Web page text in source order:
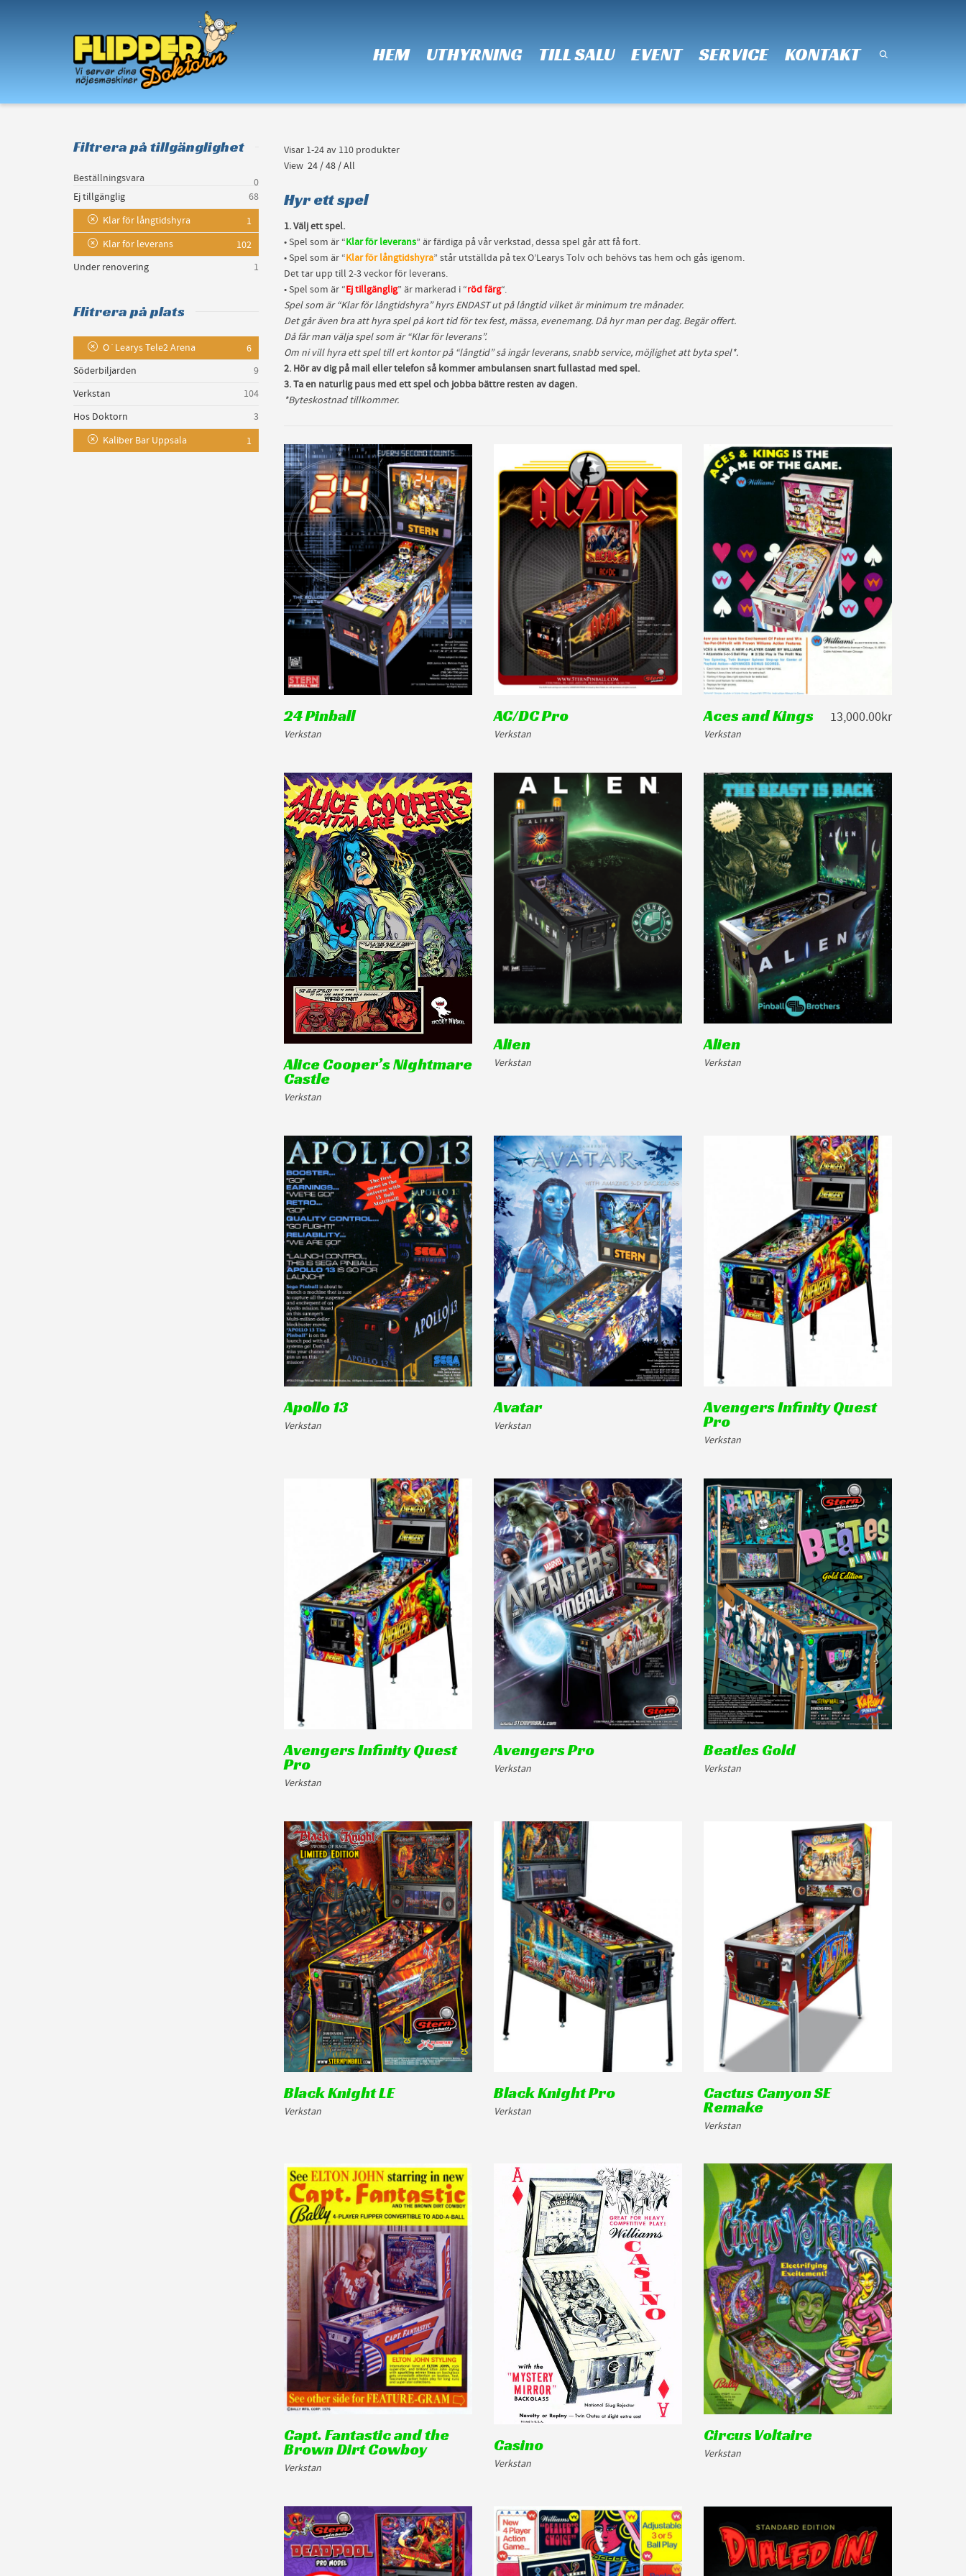
I'm looking forproductin a size
HEM UTHYRNING TILL SALU EVENT SERVICE KONTAKT
Visar 1-24 av 110 produkter
View 24/48/All
Hyr ett spel
1. Välj ett spel.
• Spel som är “Klar för leverans” är färdiga på vår verkstad, dessa spel går att få fort.
• Spel som är “Klar för långtidshyra” står utställda på tex O’Learys Tolv och behövs tas hem och gås igenom.
Det tar upp till 2-3 veckor för leverans.
• Spel som är “Ej tillgänglig” är markerad i “röd färg“.
Spel som är “Klar för långtidshyra” hyrs ENDAST ut på långtid vilket är minimum tre månader.
Det går även bra att hyra spel på kort tid för tex fest, mässa, evenemang. Då hyr man per dag. Begär offert.
Då får man välja spel som är “Klar för leverans”.
Om ni vill hyra ett spel till ert kontor på “långtid” så ingår leverans, snabb service, möjlighet att byta spel*.
2. Hör av dig på mail eller telefon så kommer ambulansen snart fullastad med spel.
3. Ta en naturlig paus med ett spel och jobba bättre resten av dagen.
*Byteskostnad tillkommer.
24 Pinball
Verkstan
AC/DC Pro
Verkstan
Aces and Kings
Verkstan
13,000.00kr
Alice Cooper’s Nightmare
Castle
Verkstan
Alien
Verkstan
Alien
Verkstan
Apollo 13
Verkstan
Avatar
Verkstan
Avengers Infinity Quest
Pro
Verkstan
Avengers Infinity Quest
Pro
Verkstan
Avengers Pro
Verkstan
Beatles Gold
Verkstan
Black Knight LE
Verkstan
Black Knight Pro
Verkstan
Cactus Canyon SE
Remake
Verkstan
Capt. Fantastic and the
Brown Dirt Cowboy
Verkstan
Casino
Verkstan
Circus Voltaire
Verkstan
Filtrera på tillgänglighet
Beställningsvara
0
Ej tillgänglig
68
Klar för långtidshyra
1
Klar för leverans
102
Under renovering
1
Flitrera på plats
O´Learys Tele2 Arena
6
Söderbiljarden
9
Verkstan
104
Hos Doktorn
3
Kaliber Bar Uppsala
1